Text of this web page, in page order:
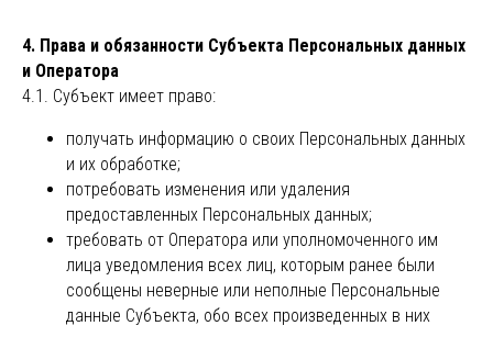
4. Права и обязанности Субъекта Персональных данных
и Оператора
4.1. Субъект имеет право:
получать информацию о своих Персональных данных
и их обработке;
потребовать изменения или удаления
предоставленных Персональных данных;
требовать от Оператора или уполномоченного им
лица уведомления всех лиц, которым ранее были
сообщены неверные или неполные Персональные
данные Субъекта, обо всех произведенных в них